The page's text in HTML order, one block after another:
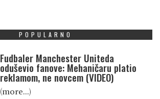
POPULARNO
Fudbaler Manchester Uniteda
oduševio fanove: Mehaničaru platio
reklamom, ne novcem (VIDEO)
(more…)